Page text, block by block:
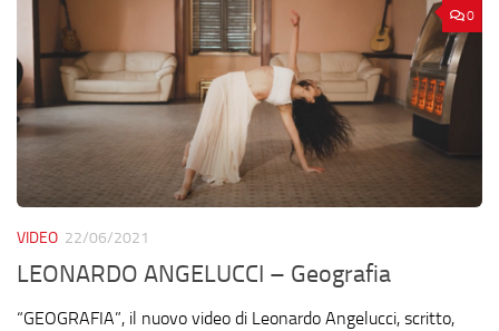
0
VIDEO 22/06/2021
LEONARDO ANGELUCCI – Geografia
“GEOGRAFIA”, il nuovo video di Leonardo Angelucci, scritto,